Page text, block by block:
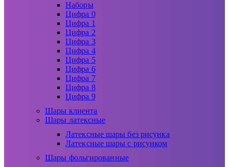
Наборы
Цифра 0
Цифра 1
Цифра 2
Цифра 3
Цифра 4
Цифра 5
Цифра 6
Цифра 7
Цифра 8
Цифра 9
Шары клиента
Шары латексные
Латексные шары без рисунка
Латексные шары с рисунком
Шары фольгированные